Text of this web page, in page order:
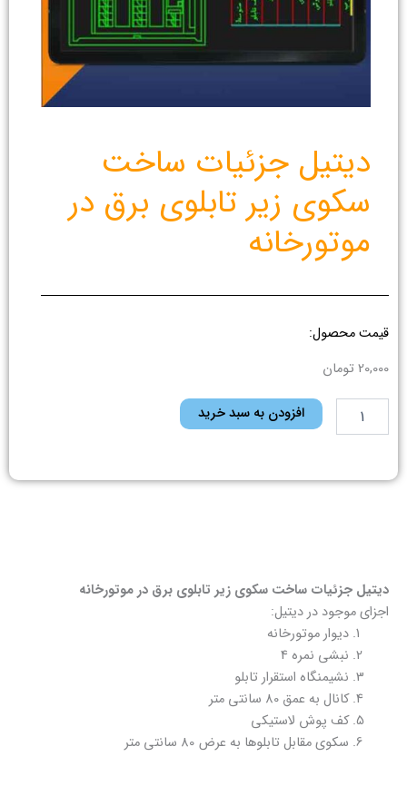
دیتیل جزئیات ساخت
سکوی زیر تابلوی برق در
موتورخانه
قیمت محصول:
20,000 تومان
دیتیل
جزئیات
زیر
افزودن به سبد خرید
دیتیل جزئیات ساخت سکوی زیر تابلوی برق در موتورخانه
اجزای موجود در دیتیل:
دیوار موتورخانه
نبشی نمره 4
نشیمنگاه استقرار تابلو
کانال به عمق 80 سانتی متر
کف پوش لاستیکی
سکوی مقابل تابلوها به عرض 80 سانتی متر